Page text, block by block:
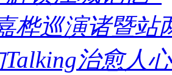
桦巡演诸暨站
治愈人心